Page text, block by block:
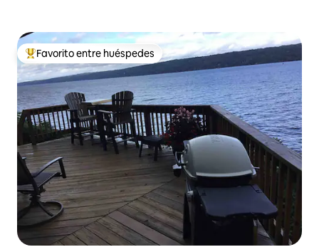
Favorito entre huéspedes preferido
Favorito entre huéspedes